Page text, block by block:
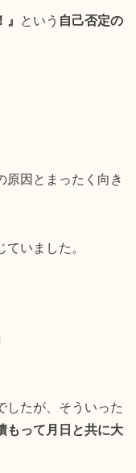
という 自己否定の
原因とまったく向き
いました。
したが、そういった
もって月日と共に大